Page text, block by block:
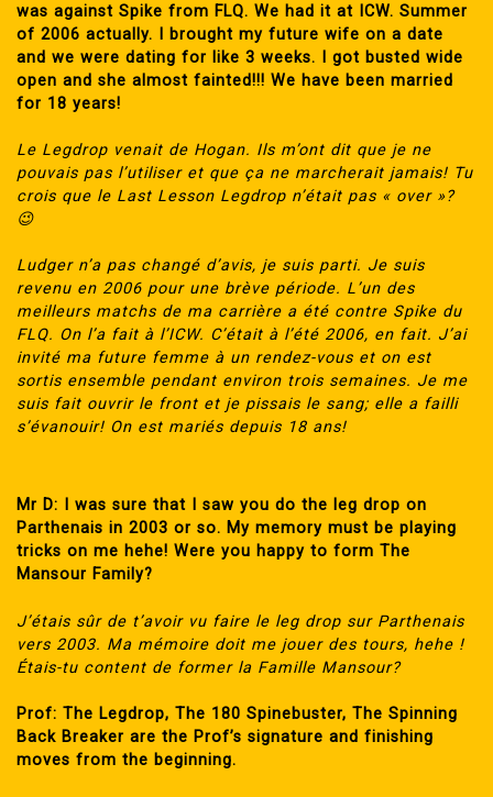
was against Spike from FLQ. We had it at ICW. Summer
of 2006 actually. I brought my future wife on a date
and we were dating for like 3 weeks. I got busted wide
open and she almost fainted!!! We have been married
for 18 years!
Le Legdrop venait de Hogan. Ils m’ont dit que je ne
pouvais pas l’utiliser et que ça ne marcherait jamais! Tu
crois que le Last Lesson Legdrop n’était pas « over »?
😉
Ludger n’a pas changé d’avis, je suis parti. Je suis
revenu en 2006 pour une brève période. L’un des
meilleurs matchs de ma carrière a été contre Spike du
FLQ. On l’a fait à l’ICW. C’était à l’été 2006, en fait. J’ai
invité ma future femme à un rendez-vous et on est
sortis ensemble pendant environ trois semaines. Je me
suis fait ouvrir le front et je pissais le sang; elle a failli
s’évanouir! On est mariés depuis 18 ans!
Mr D: I was sure that I saw you do the leg drop on
Parthenais in 2003 or so. My memory must be playing
tricks on me hehe! Were you happy to form The
Mansour Family?
J’étais sûr de t’avoir vu faire le leg drop sur Parthenais
vers 2003. Ma mémoire doit me jouer des tours, hehe !
Étais-tu content de former la Famille Mansour?
Prof: The Legdrop, The 180 Spinebuster, The Spinning
Back Breaker are the Prof’s signature and finishing
moves from the beginning.